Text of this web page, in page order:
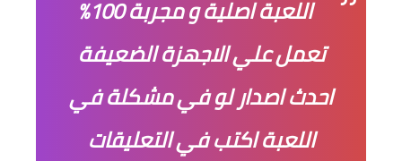
اللعبة اصلية و مجربة 100%
تعمل علي الاجهزة الضعيفة
احدث اصدار لو في مشكلة في
اللعبة اكتب في التعليقات